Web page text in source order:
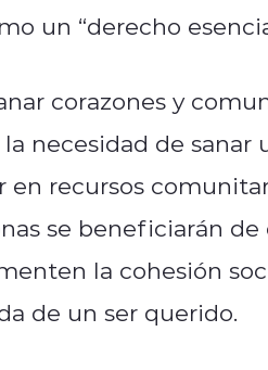
un “derecho
corazones y
necesidad de sanar
recursos
se beneficiarán
la cohesión
de un ser querido.